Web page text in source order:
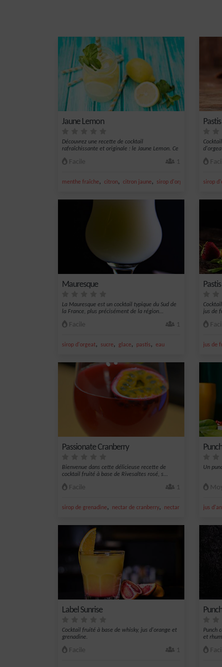
Jaune Lemon
Découvrez une recette de cocktail
rafraîchissante et originale : le Jaune Lemon. Ce
Facile 1
menthe fraîche, citron, citron jaune, sirop d'orgeat pastissirop
Mauresque
La Mauresque est un cocktail typique du Sud de
la France, plus précisément de la région...
Facile 1
sirop d'orgeat, sucre, glace, pastis, eau
jus de
jus de
Passionate Cranberry
Bienvenue dans cette délicieuse recette de
cocktail fruité à base de Rivesaltes rosé, s...
Facile 1
sirop de grenadine, nectar de cranberry, nectar de maracujà ,
Un
jus
Label Sunrise
Cocktail fruité à base de whisky, jus d'orange et
grenadine.
Facile 1
Punch
et